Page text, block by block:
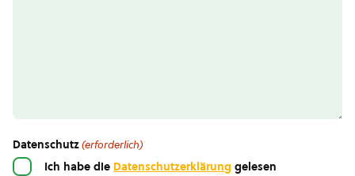
Datenschutz(erforderlich)
Ich habe die Datenschutzerklärung gelesen